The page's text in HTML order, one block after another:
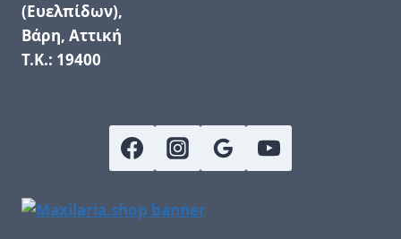
(Ευελπίδων),
Βάρη, Αττική
Τ.Κ.: 19400